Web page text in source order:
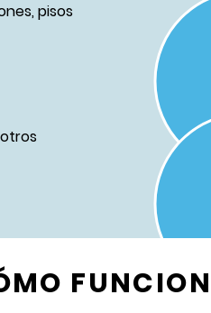
pisos